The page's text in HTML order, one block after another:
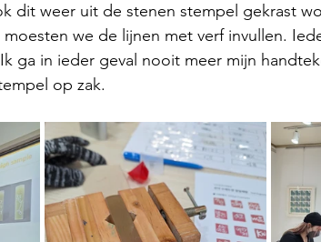
dit weer uit de stenen stempel gekrast
we de lijnen met verf invullen.
ga in ieder geval nooit meer mijn
op zak.